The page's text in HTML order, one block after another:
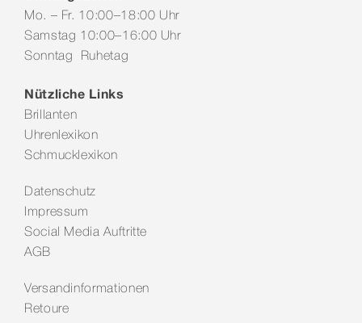
Mo. – Fr. 10:00–18:00 Uhr
Samstag 10:00–16:00 Uhr
Sonntag Ruhetag
Nützliche Links
Brillanten
Uhrenlexikon
Schmucklexikon
Datenschutz
Impressum
Social Media Auftritte
AGB
Versandinformationen
Retoure